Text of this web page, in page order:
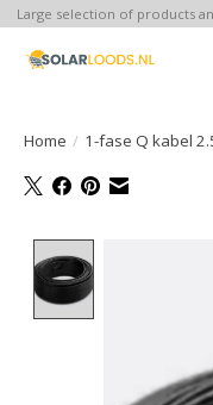
Large selection of products
Home / 1-fase Q kabel